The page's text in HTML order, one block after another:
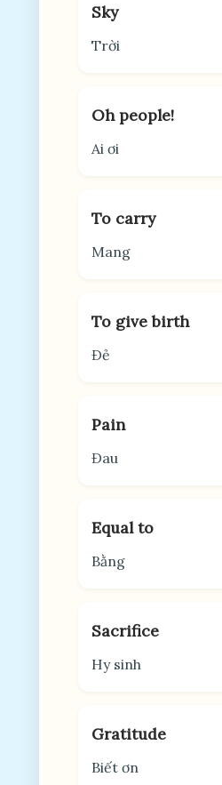
Sky
Trời
Oh people!
Ai ơi
To carry
Mang
To give birth
Đẻ
Pain
Đau
Equal to
Bằng
Sacrifice
Hy sinh
Gratitude
Biết ơn